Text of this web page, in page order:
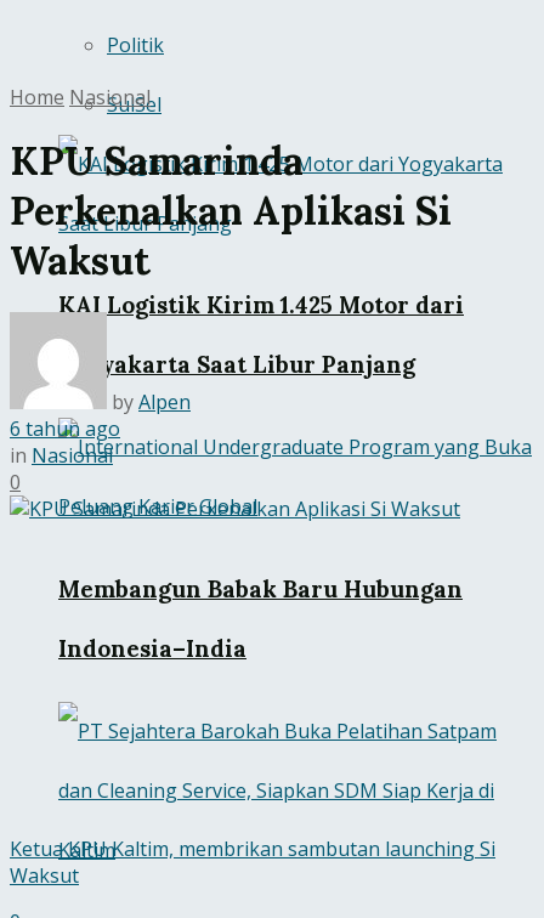
Politik
SulSel
KAI Logistik Kirim 1.425 Motor dari
Yogyakarta Saat Libur Panjang
Membangun Babak Baru Hubungan
Indonesia–India
Home Nasional
KPU Samarinda
Perkenalkan Aplikasi Si
Waksut
byAlpen
6 tahun ago
in Nasional
0
Ketua KPU Kaltim, membrikan sambutan launching Si
Waksut